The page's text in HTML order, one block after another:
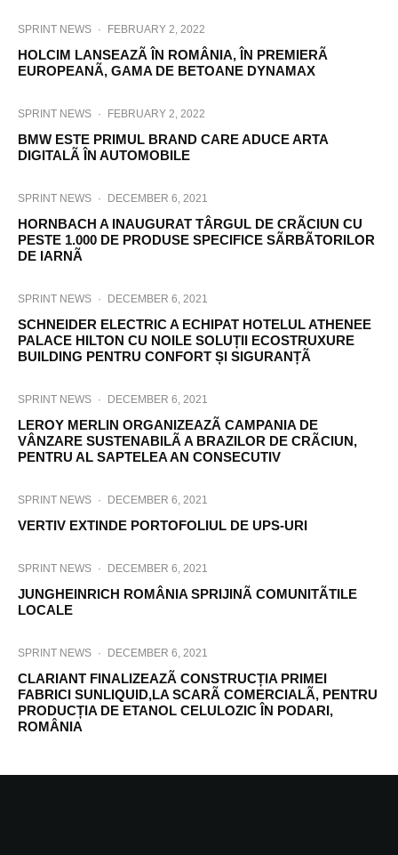
SPRINT NEWS · FEBRUARY 2, 2022
HOLCIM LANSEAZÃ ÎN ROMÂNIA, ÎN PREMIERÃ
EUROPEANÃ, GAMA DE BETOANE DYNAMAX
SPRINT NEWS · FEBRUARY 2, 2022
BMW ESTE PRIMUL BRAND CARE ADUCE ARTA
DIGITALÃ ÎN AUTOMOBILE
SPRINT NEWS · DECEMBER 6, 2021
HORNBACH A INAUGURAT TÂRGUL DE CRÃCIUN CU
PESTE 1.000 DE PRODUSE SPECIFICE SÃRBÃTORILOR
DE IARNÃ
SPRINT NEWS · DECEMBER 6, 2021
SCHNEIDER ELECTRIC A ECHIPAT HOTELUL ATHENEE
PALACE HILTON CU NOILE SOLUȚII ECOSTRUXURE
BUILDING PENTRU CONFORT ȘI SIGURANȚÃ
SPRINT NEWS · DECEMBER 6, 2021
LEROY MERLIN ORGANIZEAZÃ CAMPANIA DE
VÂNZARE SUSTENABILÃ A BRAZILOR DE CRÃCIUN,
PENTRU AL SAPTELEA AN CONSECUTIV
SPRINT NEWS · DECEMBER 6, 2021
VERTIV EXTINDE PORTOFOLIUL DE UPS-URI
SPRINT NEWS · DECEMBER 6, 2021
JUNGHEINRICH ROMÂNIA SPRIJINÃ COMUNITÃTILE
LOCALE
SPRINT NEWS · DECEMBER 6, 2021
CLARIANT FINALIZEAZÃ CONSTRUCȚIA PRIMEI
FABRICI SUNLIQUID,LA SCARÃ COMERCIALÃ, PENTRU
PRODUCȚIA DE ETANOL CELULOZIC ÎN PODARI,
ROMÂNIA